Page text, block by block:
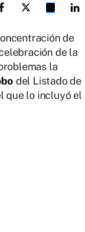
de
de la
la
del Listado de
que lo incluyó el